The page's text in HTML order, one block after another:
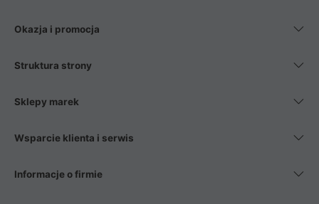
Okazja i promocja
Struktura strony
Sklepy marek
Wsparcie klienta i serwis
Informacje o firmie